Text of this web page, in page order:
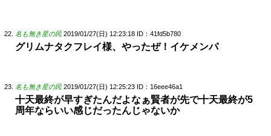
名も無き星の民 2019/01/27(日) 12:23:18 ID：41fd5b780
グリムナタクフレイ様、やったぜ！イケメンパ
名も無き星の民 2019/01/27(日) 12:25:23 ID：16eee46a1
十天最終が早すぎたんだよなぁ賢者が先で十天最終が5
周年ならいい感じだったんじゃないか